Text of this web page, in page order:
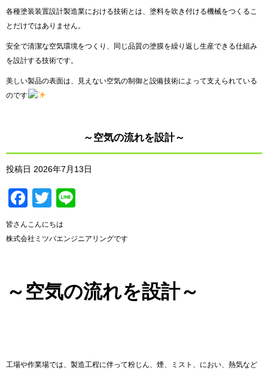
各種塗装装置設計製造業における技術とは、塗料を吹き付ける機械をつくるこ
とだけではありません。
安全で清潔な空気環境をつくり、同じ品質の塗膜を繰り返し生産できる仕組み
を設計する技術です。
美しい製品の表面は、見えない空気の制御と設備技術によって支えられている
のです
～空気の流れを設計～
投稿日 2026年7月13日
Facebook
Twitter
皆さんこんにちは
株式会社ミツバエンジニアリングです
～空気の流れを設計～
工場や作業場では、製造工程に伴って粉じん、煙、ミスト、におい、熱気など